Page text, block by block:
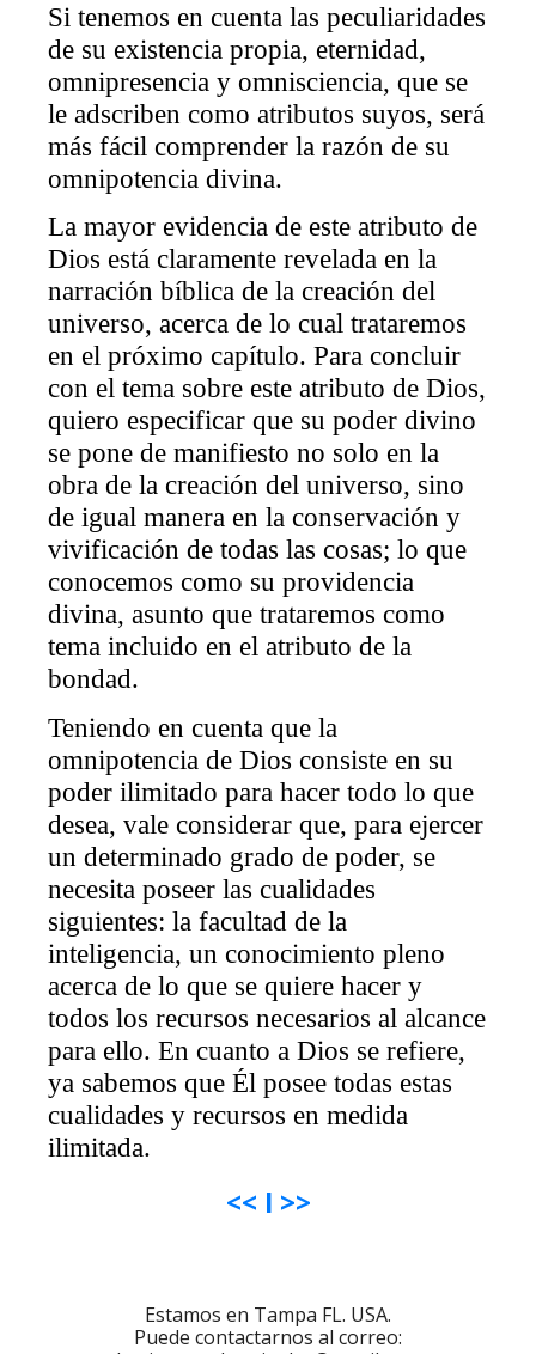
Si tenemos en cuenta las peculiaridades
de su existencia propia, eternidad,
omnipresencia y omnisciencia, que se
le adscriben como atributos suyos, será
más fácil comprender la razón de su
omnipotencia divina.
La mayor evidencia de este atributo de
Dios está claramente revelada en la
narración bíblica de la creación del
universo, acerca de lo cual trataremos
en el próximo capítulo. Para concluir
con el tema sobre este atributo de Dios,
quiero especificar que su poder divino
se pone de manifiesto no solo en la
obra de la creación del universo, sino
de igual manera en la conservación y
vivificación de todas las cosas; lo que
conocemos como su providencia
divina, asunto que trataremos como
tema incluido en el atributo de la
bondad.
Teniendo en cuenta que la
omnipotencia de Dios consiste en su
poder ilimitado para hacer todo lo que
desea, vale considerar que, para ejercer
un determinado grado de poder, se
necesita poseer las cualidades
siguientes: la facultad de la
inteligencia, un conocimiento pleno
acerca de lo que se quiere hacer y
todos los recursos necesarios al alcance
para ello. En cuanto a Dios se refiere,
ya sabemos que Él posee todas estas
cualidades y recursos en medida
ilimitada.
<< I >>
Estamos en Tampa FL. USA.
Puede contactarnos al correo: